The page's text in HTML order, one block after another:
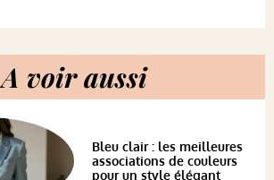
A voir aussi
Bleu clair : les meilleures
associations de couleurs
pour un style élégant